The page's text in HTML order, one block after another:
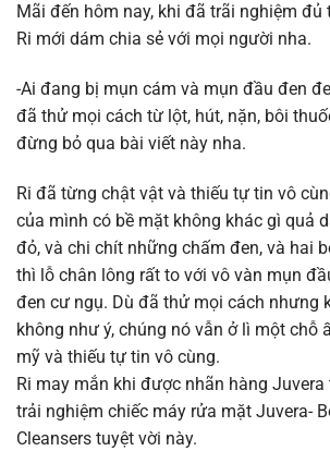
Mãi đến hôm nay, khi đã trãi nghiệm đủ
Ri mới dám chia sẻ với mọi người nha.
-Ai đang bị mụn cám và mụn đầu đen
đã thử mọi cách từ lột, hút, nặn, bôi
đừng bỏ qua bài viết này nha.
Ri đã từng chật vật và thiếu tự tin vô
của mình có bề mặt không khác gì quả
đỏ, và chi chít những chấm đen, và hai
thì lỗ chân lông rất to với vô vàn mụn
đen cư ngụ. Dù đã thử mọi cách nhưng
không như ý, chúng nó vẫn ở lì một chỗ
mỹ và thiếu tự tin vô cùng.
Ri may mắn khi được nhãn hàng Juvera
trải nghiệm chiếc máy rửa mặt Juvera-
Cleansers tuyệt vời này.